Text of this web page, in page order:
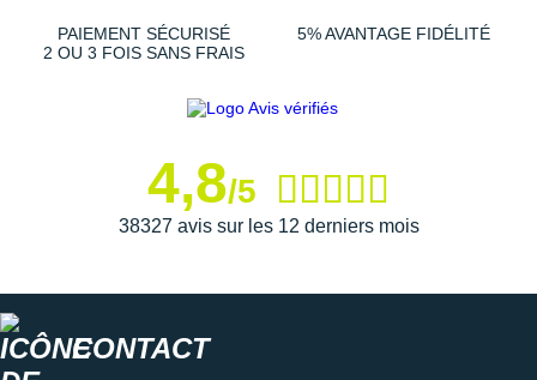
Semelle intérieure amovible
Les autres produits Altra
PAIEMENT SÉCURISÉ
2 OU 3 FOIS SANS FRAIS
5% AVANTAGE FIDÉLITÉ
4,8/5
38327 avis sur les 12 derniers mois
CONTACT